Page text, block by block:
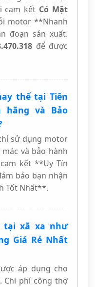
cam kết Có Mặt
motor **Nhanh
đoạn sản xuất.
để được
thế tại Tiên
hãng và Bảo
sử dụng motor
và bảo hành
kết **Uy Tín
bảo bạn nhận
Tốt Nhất**.
tại xã xa như
Giá Rẻ Nhất
áp dụng cho
Chi phí công thợ